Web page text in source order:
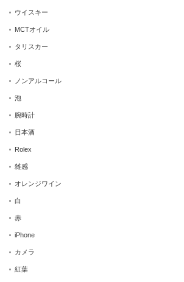
ウイスキー
MCTオイル
タリスカー
桜
ノンアルコール
泡
腕時計
日本酒
Rolex
雑感
オレンジワイン
白
赤
iPhone
カメラ
紅葉